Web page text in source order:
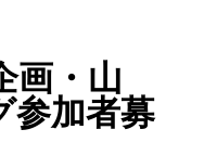
画・山
参加者募